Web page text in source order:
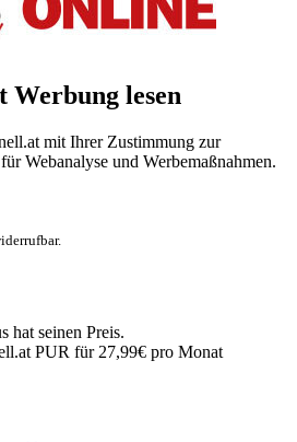
Werbung lesen
mit Ihrer Zustimmung zur
Webanalyse und Werbemaßnahmen.
hat seinen Preis.
PUR für 27,99€ pro Monat